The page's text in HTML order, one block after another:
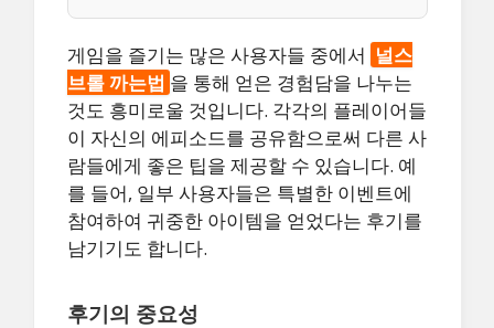
게임을 즐기는 많은 사용자들 중에서 널스
브롤 까는법 을 통해 얻은 경험담을 나누는
것도 흥미로울 것입니다. 각각의 플레이어들
이 자신의 에피소드를 공유함으로써 다른 사
람들에게 좋은 팁을 제공할 수 있습니다. 예
를 들어, 일부 사용자들은 특별한 이벤트에
참여하여 귀중한 아이템을 얻었다는 후기를
남기기도 합니다.
후기의 중요성